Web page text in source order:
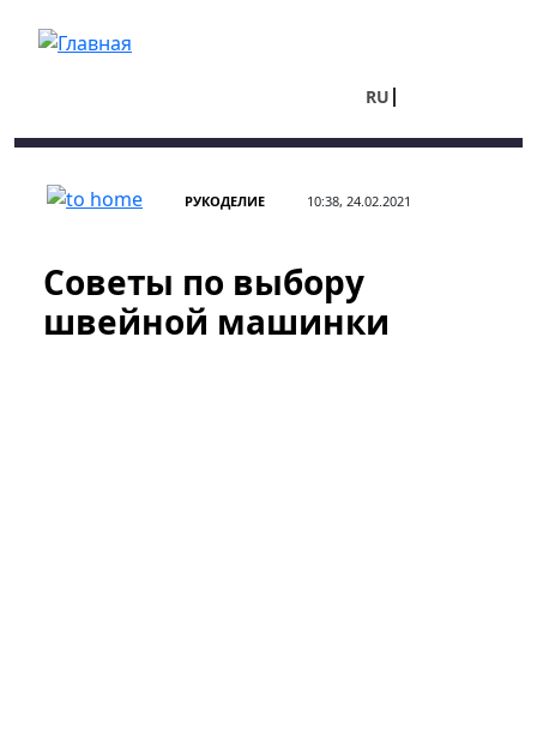
RU
РУКОДЕЛИЕ 10:38, 24.02.2021
Советы по выбору
швейной машинки